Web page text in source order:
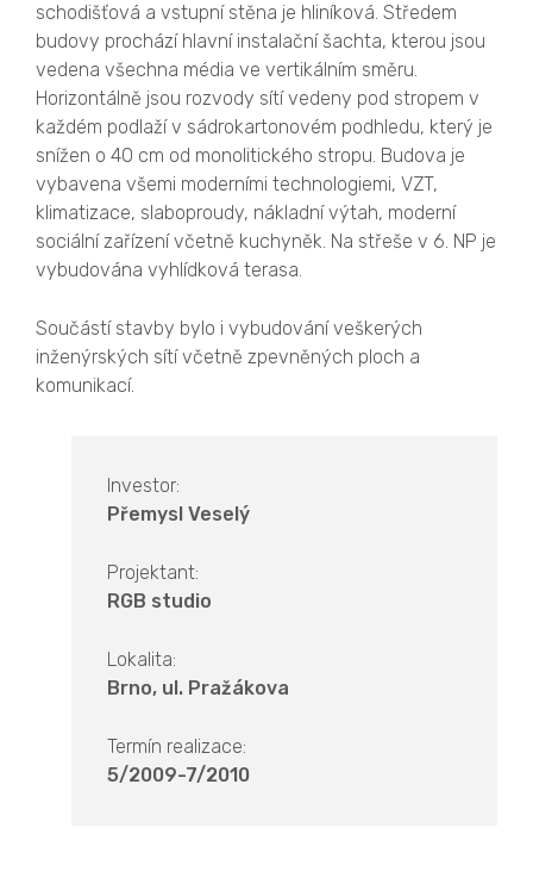
schodišťová a vstupní stěna je hliníková. Středem
budovy prochází hlavní instalační šachta, kterou jsou
vedena všechna média ve vertikálním směru.
Horizontálně jsou rozvody sítí vedeny pod stropem v
každém podlaží v sádrokartonovém podhledu, který je
snížen o 40 cm od monolitického stropu. Budova je
vybavena všemi moderními technologiemi, VZT,
klimatizace, slaboproudy, nákladní výtah, moderní
sociální zařízení včetně kuchyněk. Na střeše v 6. NP je
vybudována vyhlídková terasa.
Součástí stavby bylo i vybudování veškerých
inženýrských sítí včetně zpevněných ploch a
komunikací.
Investor:
Přemysl Veselý
Projektant:
RGB studio
Lokalita:
Brno, ul. Pražákova
Termín realizace:
5/2009-7/2010